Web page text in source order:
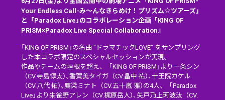
Your Endless Call-み～んなきらめけ！プリズム☆ツアーズ」
と「Paradox Live」のコラボレーション企画『KING OF
PRISM×Paradox Live Special Collaboration』
「KING OF PRISM」の名曲 "ドラマチックLOVE" をサンプリング
した本コラボ限定のスペシャルセッションが実現。
作品やチームの垣根を超え、「KING OF PRISM」より一条シン
（CV.寺島惇太）、香賀美タイガ（CV.畠中 祐）、十王院カケル
（CV.八代 拓）、鷹梁ミナト（CV.五十嵐 雅）の4人、「Paradox
Live」より朱雀野アレン（CV.梶原岳人）、矢戸乃上珂波汰（CV.